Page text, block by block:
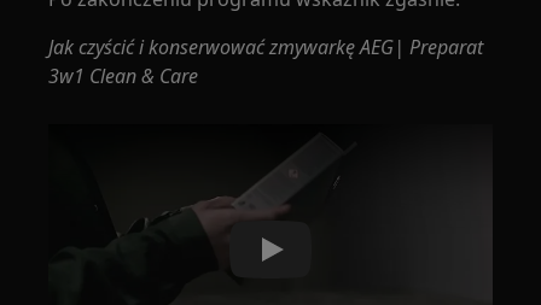
Jak czyścić i konserwować zmywarkę AEG| Preparat
3w1 Clean & Care
Play